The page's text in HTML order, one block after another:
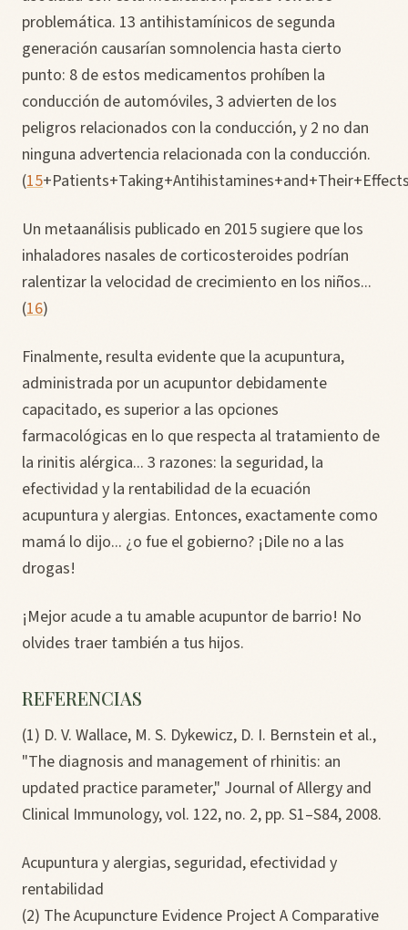
problemática. 13 antihistamínicos de segunda
generación causarían somnolencia hasta cierto
punto: 8 de estos medicamentos prohíben la
conducción de automóviles, 3 advierten de los
peligros relacionados con la conducción, y 2 no dan
ninguna advertencia relacionada con la conducción.
(15
Un metaanálisis publicado en 2015 sugiere que los
inhaladores nasales de corticosteroides podrían
ralentizar la velocidad de crecimiento en los niños...
(16)
Finalmente, resulta evidente que la acupuntura,
administrada por un acupuntor debidamente
capacitado, es superior a las opciones
farmacológicas en lo que respecta al tratamiento de
la rinitis alérgica... 3 razones: la seguridad, la
efectividad y la rentabilidad de la ecuación
acupuntura y alergias. Entonces, exactamente como
mamá lo dijo... ¿o fue el gobierno? ¡Dile no a las
drogas!
¡Mejor acude a tu amable acupuntor de barrio! No
olvides traer también a tus hijos.
REFERENCIAS
(1) D. V. Wallace, M. S. Dykewicz, D. I. Bernstein et al.,
"The diagnosis and management of rhinitis: an
updated practice parameter," Journal of Allergy and
Clinical Immunology, vol. 122, no. 2, pp. S1–S84, 2008.
Acupuntura y alergias, seguridad, efectividad y
rentabilidad
(2) The Acupuncture Evidence Project A Comparative